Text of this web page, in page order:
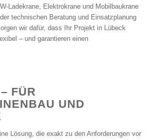
Ladekrane, Elektrokrane und Mobilbaukrane
technischen Beratung und Einsatzplanung
wir dafür, dass Ihr Projekt in Lübeck
– und garantieren einen
FÜR
UND
Lösung, die exakt zu den Anforderungen vor